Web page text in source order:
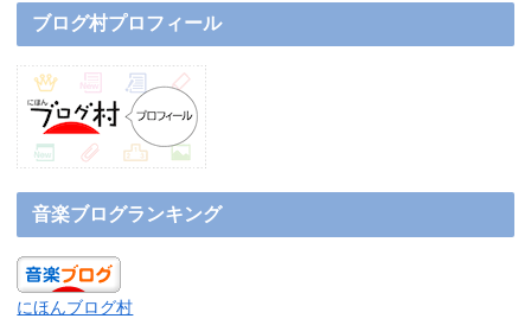
ブログ村プロフィール
音楽ブログランキング
にほんブログ村